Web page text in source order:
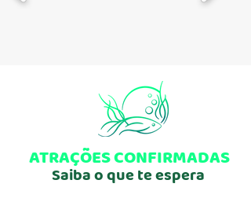
Saiba o que te espera
ATRAÇÕES CONFIRMADAS